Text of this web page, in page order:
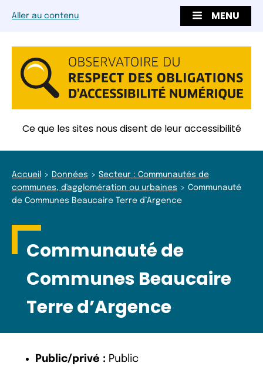
Aller au contenu MENU
Ce que les sites nous disent de leur accessibilité
Accueil Données
Secteur : Communautés de
communes, d'agglomération ou urbaines
Communauté
de Communes Beaucaire Terre d’Argence
Communauté de
Communes Beaucaire
Terre d’Argence
Public/privé : Public